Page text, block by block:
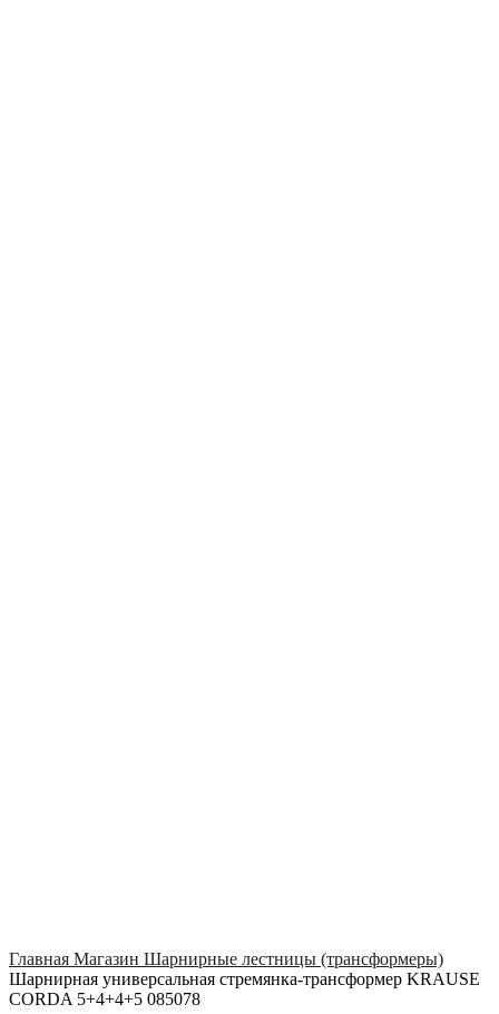
Главная Магазин Шарнирные лестницы (трансформеры)
Шарнирная универсальная стремянка-трансформер KRAUSE
CORDA 5+4+4+5 085078